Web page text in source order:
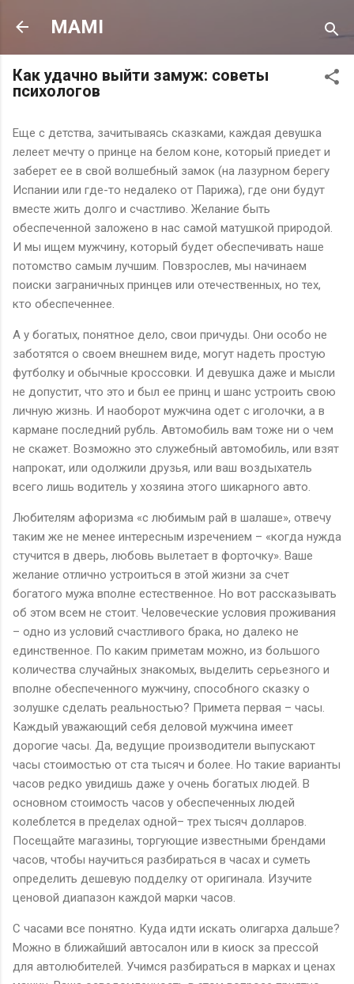
MAMI
Как удачно выйти замуж: советы
психологов
Еще c детства, зачитываясь сказками, каждая девушка
лелеет мечту о принце на белом коне, который приедет и
заберет ее в свой волшебный замок (на лазурном берегу
Испании или где-то недалеко от Парижа), где они будут
вместе жить долго и счастливо. Желание быть
обеспеченной заложено в нас самой матушкой природой.
И мы ищем мужчину, который будет обеспечивать наше
потомство самым лучшим. Повзрослев, мы начинаем
поиски заграничных принцев или отечественных, но тех,
кто обеспеченнее.
А у богатых, понятное дело, свои причуды. Они особо не
заботятся о своем внешнем виде, могут надеть простую
футболку и обычные кроссовки. И девушка даже и мысли
не допустит, что это и был ее принц и шанс устроить свою
личную жизнь. И наоборот мужчина одет с иголочки, а в
кармане последний рубль. Автомобиль вам тоже ни о чем
не скажет. Возможно это служебный автомобиль, или взят
напрокат, или одолжили друзья, или ваш воздыхатель
всего лишь водитель у хозяина этого шикарного авто.
Любителям афоризма «с любимым рай в шалаше», отвечу
таким же не менее интересным изречением – «когда нужда
стучится в дверь, любовь вылетает в форточку». Ваше
желание отлично устроиться в этой жизни за счет
богатого мужа вполне естественное. Но вот рассказывать
об этом всем не стоит. Человеческие условия проживания
– одно из условий счастливого брака, но далеко не
единственное. По каким приметам можно, из большого
количества случайных знакомых, выделить серьезного и
вполне обеспеченного мужчину, способного сказку о
золушке сделать реальностью? Примета первая – часы.
Каждый уважающий себя деловой мужчина имеет
дорогие часы. Да, ведущие производители выпускают
часы стоимостью от ста тысяч и более. Но такие варианты
часов редко увидишь даже у очень богатых людей. В
основном стоимость часов у обеспеченных людей
колеблется в пределах одной– трех тысяч долларов.
Посещайте магазины, торгующие известными брендами
часов, чтобы научиться разбираться в часах и суметь
определить дешевую подделку от оригинала. Изучите
ценовой диапазон каждой марки часов.
С часами все понятно. Куда идти искать олигарха дальше?
Можно в ближайший автосалон или в киоск за прессой
для автолюбителей. Учимся разбираться в марках и ценах